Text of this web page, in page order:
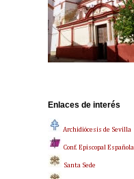
Enlaces de interés
Archidiócesis de Sevilla
Conf. Episcopal Española
Santa Sede